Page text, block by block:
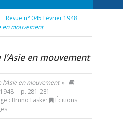
Revue n° 045 Février 1948
en mouvement
en mouvement
l’Asie en mouvement»
- p. 281-281
: Bruno Lasker
Éditions